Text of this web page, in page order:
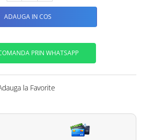
ADAUGA IN COS
PRIN WHATSAPP
la Favorite